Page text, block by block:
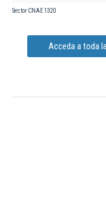
Sector CNAE 1320
Acceda a toda